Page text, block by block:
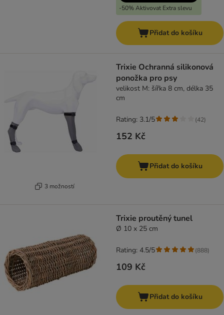
-50% Aktivovat Extra slevu
Přidat do košíku
3 možností
Trixie Ochranná silikonová
ponožka pro psy
velikost M: šířka 8 cm, délka 35
cm
152 Kč
Rating: 3.1/5 (42)
Přidat do košíku
Trixie proutěný tunel
Ø 10 x 25 cm
109 Kč
Rating: 4.5/5 (888)
Přidat do košíku